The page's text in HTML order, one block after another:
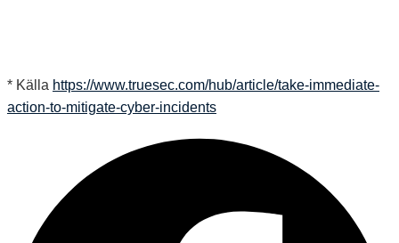
* Källa https://www.truesec.com/hub/article/take-immediate-
action-to-mitigate-cyber-incidents